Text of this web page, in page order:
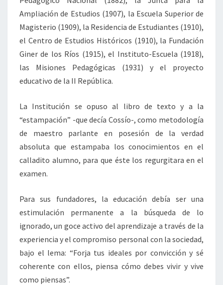
Ampliación de Estudios (1907), la Escuela Superior de
Magisterio (1909), la Residencia de Estudiantes (1910),
el Centro de Estudios Históricos (1910), la Fundación
Giner de los Ríos (1915), el Instituto-Escuela (1918),
las Misiones Pedagógicas (1931) y el proyecto
educativo de la II República.
La Institución se opuso al libro de texto y a la
“estampación” -que decía Cossío-, como metodología
de maestro parlante en posesión de la verdad
absoluta que estampaba los conocimientos en el
calladito alumno, para que éste los regurgitara en el
examen.
Para sus fundadores, la educación debía ser una
estimulación permanente a la búsqueda de lo
ignorado, un goce activo del aprendizaje a través de la
experiencia y el compromiso personal con la sociedad,
bajo el lema: “Forja tus ideales por convicción y sé
coherente con ellos, piensa cómo debes vivir y vive
como piensas”.